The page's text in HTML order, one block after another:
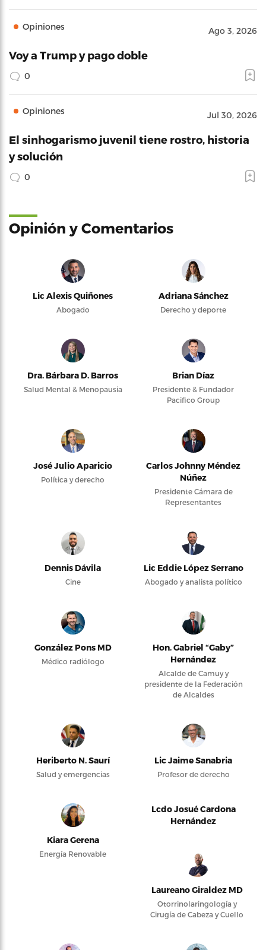
Opiniones Ago 3, 2026
Voy a Trump y pago doble
0
Opiniones Jul 30, 2026
El sinhogarismo juvenil tiene rostro, historia
y solución
0
Opinión y Comentarios
Lic Alexis Quiñones
Abogado
Adriana Sánchez
Derecho y deporte
Dra. Bárbara D. Barros
Salud Mental & Menopausia
Brian Díaz
Presidente & Fundador
Pacifico Group
José Julio Aparicio
Política y derecho
Carlos Johnny Méndez
Núñez
Presidente Cámara de
Representantes
Dennis Dávila
Cine
Lic Eddie López Serrano
Abogado y analista político
González Pons MD
Médico radiólogo
Hon. Gabriel “Gaby”
Hernández
Alcalde de Camuy y
presidente de la Federación
de Alcaldes
Heriberto N. Saurí
Salud y emergencias
Lic Jaime Sanabria
Profesor de derecho
Kiara Gerena
Energía Renovable
Lcdo Josué Cardona
Hernández
Laureano Giraldez MD
Otorrinolaringología y
Cirugía de Cabeza y Cuello